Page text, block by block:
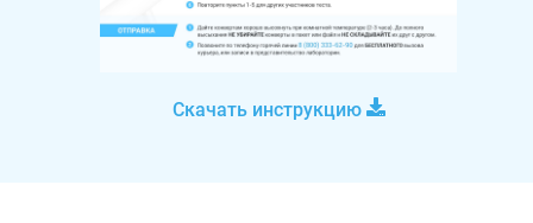
Скачать инструкцию